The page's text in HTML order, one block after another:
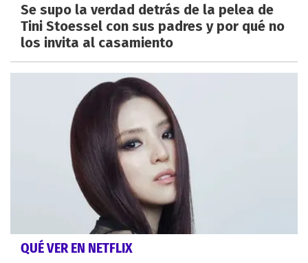
Se supo la verdad detrás de la pelea de
Tini Stoessel con sus padres y por qué no
los invita al casamiento
QUÉ VER EN NETFLIX